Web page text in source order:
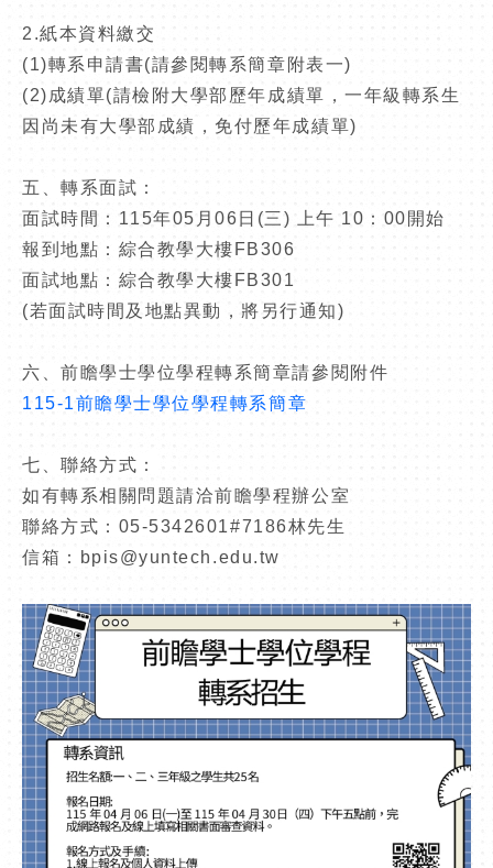
2.紙本資料繳交
(1)轉系申請書(請參閱轉系簡章附表一)
(2) 成績單(請檢附大學部歷年成績單，一年級轉系生
因尚未有大學部成績，免付歷年成績單)
五、轉系面試：
面試時間：115年05月06日(三) 上午 10：00開始
報到地點：綜合教學大樓FB306
面試地點：綜合教學大樓FB301
(若面試時間及地點異動，將另行通知)
六、前瞻學士學位學程轉系簡章請參閱附件
115-1前瞻學士學位學程轉系簡章
七、聯絡方式：
如有轉系相關問題請洽前瞻學程辦公室
聯絡方式： 05-5342601#7186林先生
信箱：
bpis@yuntech.edu.tw